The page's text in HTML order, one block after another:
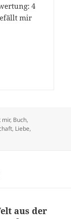
4
mir
mir, Buch,
, Liebe,
aus der